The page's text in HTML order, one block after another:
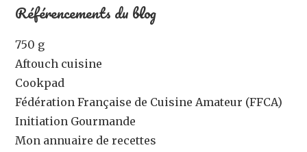
Référencements du blog
750 g
Aftouch cuisine
Cookpad
Fédération Française de Cuisine Amateur (FFCA)
Initiation Gourmande
Mon annuaire de recettes